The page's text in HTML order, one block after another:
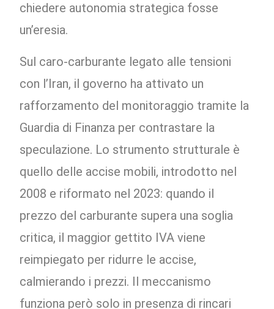
chiedere autonomia strategica fosse
un’eresia.
Sul caro-carburante legato alle tensioni
con l’Iran, il governo ha attivato un
rafforzamento del monitoraggio tramite la
Guardia di Finanza per contrastare la
speculazione. Lo strumento strutturale è
quello delle accise mobili, introdotto nel
2008 e riformato nel 2023: quando il
prezzo del carburante supera una soglia
critica, il maggior gettito IVA viene
reimpiegato per ridurre le accise,
calmierando i prezzi. Il meccanismo
funziona però solo in presenza di rincari